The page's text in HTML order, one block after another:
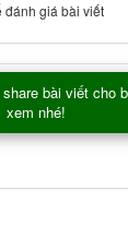
đánh giá bài viết
bài viết cho
xem nhé!